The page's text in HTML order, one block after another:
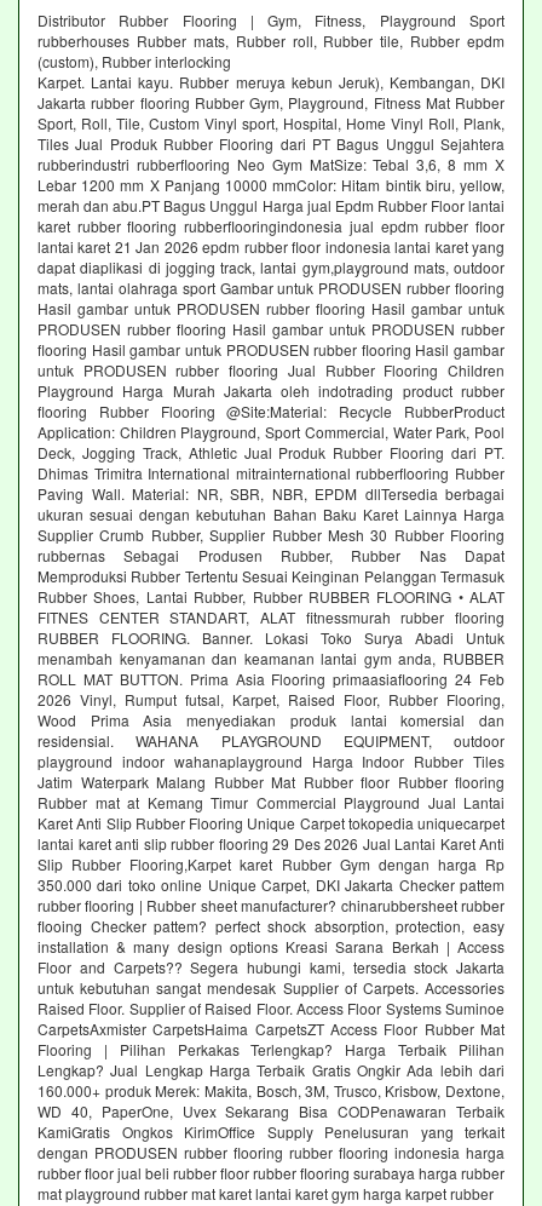
Distributor Rubber Flooring | Gym, Fitness, Playground Sport
rubberhouses Rubber mats, Rubber roll, Rubber tile, Rubber epdm
(custom), Rubber interlocking
Karpet. Lantai kayu. Rubber meruya kebun Jeruk), Kembangan, DKI
Jakarta rubber flooring Rubber Gym, Playground, Fitness Mat Rubber
Sport, Roll, Tile, Custom Vinyl sport, Hospital, Home Vinyl Roll, Plank,
Tiles Jual Produk Rubber Flooring dari PT Bagus Unggul Sejahtera
rubberindustri rubberflooring Neo Gym MatSize: Tebal 3,6, 8 mm X
Lebar 1200 mm X Panjang 10000 mmColor: Hitam bintik biru, yellow,
merah dan abu.PT Bagus Unggul Harga jual Epdm Rubber Floor lantai
karet rubber flooring rubberflooringindonesia jual epdm rubber floor
lantai karet 21 Jan 2026 epdm rubber floor indonesia lantai karet yang
dapat diaplikasi di jogging track, lantai gym,playground mats, outdoor
mats, lantai olahraga sport Gambar untuk PRODUSEN rubber flooring
Hasil gambar untuk PRODUSEN rubber flooring Hasil gambar untuk
PRODUSEN rubber flooring Hasil gambar untuk PRODUSEN rubber
flooring Hasil gambar untuk PRODUSEN rubber flooring Hasil gambar
untuk PRODUSEN rubber flooring Jual Rubber Flooring Children
Playground Harga Murah Jakarta oleh indotrading product rubber
flooring Rubber Flooring @Site:Material: Recycle RubberProduct
Application: Children Playground, Sport Commercial, Water Park, Pool
Deck, Jogging Track, Athletic Jual Produk Rubber Flooring dari PT.
Dhimas Trimitra International mitrainternational rubberflooring Rubber
Paving Wall. Material: NR, SBR, NBR, EPDM dllTersedia berbagai
ukuran sesuai dengan kebutuhan Bahan Baku Karet Lainnya Harga
Supplier Crumb Rubber, Supplier Rubber Mesh 30 Rubber Flooring
rubbernas Sebagai Produsen Rubber, Rubber Nas Dapat
Memproduksi Rubber Tertentu Sesuai Keinginan Pelanggan Termasuk
Rubber Shoes, Lantai Rubber, Rubber RUBBER FLOORING • ALAT
FITNES CENTER STANDART, ALAT fitnessmurah rubber flooring
RUBBER FLOORING. Banner. Lokasi Toko Surya Abadi Untuk
menambah kenyamanan dan keamanan lantai gym anda, RUBBER
ROLL MAT BUTTON. Prima Asia Flooring primaasiaflooring 24 Feb
2026 Vinyl, Rumput futsal, Karpet, Raised Floor, Rubber Flooring,
Wood Prima Asia menyediakan produk lantai komersial dan
residensial. WAHANA PLAYGROUND EQUIPMENT, outdoor
playground indoor wahanaplayground Harga Indoor Rubber Tiles
Jatim Waterpark Malang Rubber Mat Rubber floor Rubber flooring
Rubber mat at Kemang Timur Commercial Playground Jual Lantai
Karet Anti Slip Rubber Flooring Unique Carpet tokopedia uniquecarpet
lantai karet anti slip rubber flooring 29 Des 2026 Jual Lantai Karet Anti
Slip Rubber Flooring,Karpet karet Rubber Gym dengan harga Rp
350.000 dari toko online Unique Carpet, DKI Jakarta Checker pattem
rubber flooring | Rubber sheet manufacturer? chinarubbersheet rubber
flooing Checker pattem? perfect shock absorption, protection, easy
installation & many design options Kreasi Sarana Berkah | Access
Floor and Carpets?? Segera hubungi kami, tersedia stock Jakarta
untuk kebutuhan sangat mendesak Supplier of Carpets. Accessories
Raised Floor. Supplier of Raised Floor. Access Floor Systems Suminoe
CarpetsAxmister CarpetsHaima CarpetsZT Access Floor Rubber Mat
Flooring | Pilihan Perkakas Terlengkap? Harga Terbaik Pilihan
Lengkap? Jual Lengkap Harga Terbaik Gratis Ongkir Ada lebih dari
160.000+ produk Merek: Makita, Bosch, 3M, Trusco, Krisbow, Dextone,
WD 40, PaperOne, Uvex Sekarang Bisa CODPenawaran Terbaik
KamiGratis Ongkos KirimOffice Supply Penelusuran yang terkait
dengan PRODUSEN rubber flooring rubber flooring indonesia harga
rubber floor jual beli rubber floor rubber flooring surabaya harga rubber
mat playground rubber mat karet lantai karet gym harga karpet rubber